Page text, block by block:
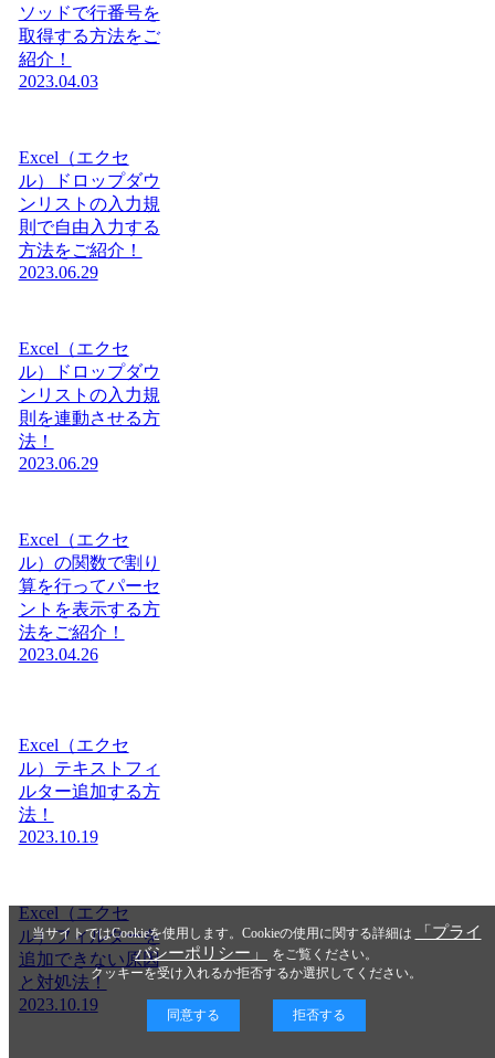
ソッドで行番号を
取得する方法をご
紹介！
2023.04.03
Excel（エクセ
ル）ドロップダウ
ンリストの入力規
則で自由入力する
方法をご紹介！
2023.06.29
Excel（エクセ
ル）ドロップダウ
ンリストの入力規
則を連動させる方
法！
2023.06.29
Excel（エクセ
ル）の関数で割り
算を行ってパーセ
ントを表示する方
法をご紹介！
2023.04.26
Excel（エクセ
ル）テキストフィ
ルター追加する方
法！
2023.10.19
Excel（エクセ
ル）フィルターを
追加できない原因
と対処法！
2023.10.19
当サイトではCookieを使用します。Cookieの使用に関する詳細は
「プライ
バシーポリシー」
をご覧ください。
クッキーを受け入れるか拒否するか選択してください。
同意する 拒否する